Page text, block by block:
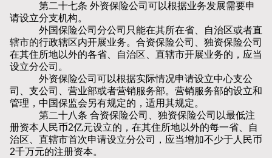
第二十七条 外资保险公司可以根据业务发展需要申
请设立分支机构。
外国保险公司分公司只能在其所在省、自治区或者直
辖市的行政辖区内开展业务。合资保险公司、独资保险公司
在其住所地以外的各省、自治区、直辖市开展业务的，应当
设立分公司。
外资保险公司可以根据实际情况申请设立中心支公
司、支公司、营业部或者营销服务部。营销服务部的设立和
管理，中国保监会另有规定的，适用其规定。
第二十八条 合资保险公司、独资保险公司以最低注
册资本人民币2亿元设立的，在其住所地以外的每一省、自
治区、直辖市首次申请设立分公司，应当增加不少于人民币
2千万元的注册资本。